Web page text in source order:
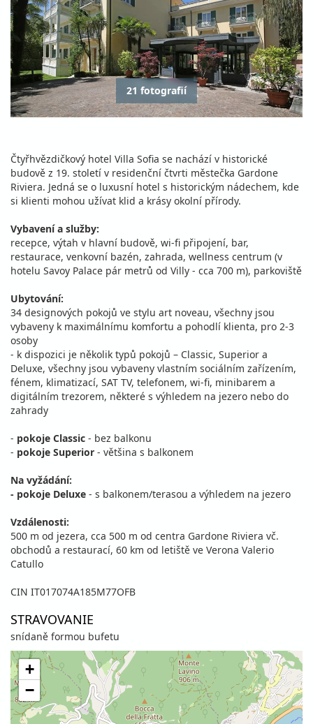
21 fotografií
Čtyřhvězdičkový hotel Villa Sofia se nachází v historické
budově z 19. století v residenční čtvrti městečka Gardone
Riviera. Jedná se o luxusní hotel s historickým nádechem, kde
si klienti mohou užívat klid a krásy okolní přírody.
Vybavení a služby:
recepce, výtah v hlavní budově, wi-fi připojení, bar,
restaurace, venkovní bazén, zahrada, wellness centrum (v
hotelu Savoy Palace pár metrů od Villy - cca 700 m), parkoviště
Ubytování:
34 designových pokojů ve stylu art noveau, všechny jsou
vybaveny k maximálnímu komfortu a pohodlí klienta, pro 2-3
osoby
- k dispozici je několik typů pokojů – Classic, Superior a
Deluxe, všechny jsou vybaveny vlastním sociálním zařízením,
fénem, klimatizací, SAT TV, telefonem, wi-fi, minibarem a
digitálním trezorem, některé s výhledem na jezero nebo do
zahrady
- pokoje Classic - bez balkonu
- pokoje Superior - většina s balkonem
Na vyžádání:
- pokoje Deluxe - s balkonem/terasou a výhledem na jezero
Vzdálenosti:
500 m od jezera, cca 500 m od centra Gardone Riviera vč.
obchodů a restaurací, 60 km od letiště ve Verona Valerio
Catullo
CIN IT017074A185M77OFB
STRAVOVANIE
snídaně formou bufetu
+
−